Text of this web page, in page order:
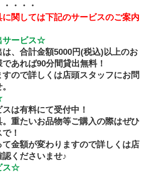
・・・
関しては下記のサービスのご案内
サービス☆
、合計金額5000円(税込)以上のお
あれば90分間貸出無料！
ので詳しくは店頭スタッフにお問
は有料にて受付中！
重たいお品物等ご購入の際はぜひ
！
金額が変わりますので詳しくは店
くださいませ♪
ス☆